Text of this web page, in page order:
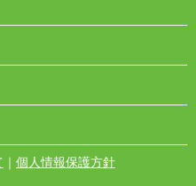
｜ 個人情報保護方針